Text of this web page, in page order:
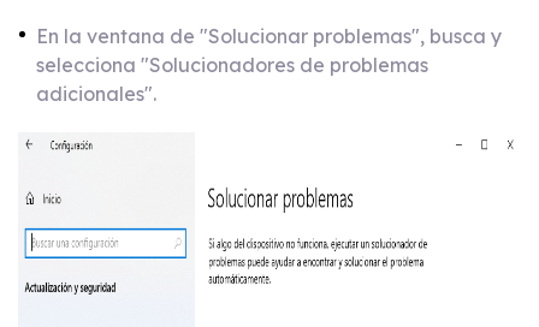
En la ventana de "Solucionar problemas", busca y
selecciona "Solucionadores de problemas
adicionales".